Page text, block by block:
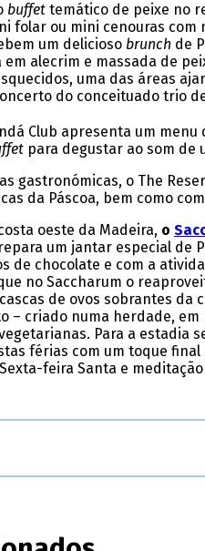
buffettemático de peixe no
folar ou mini cenouras
um delicioso brunchde
alecrim e massada de
uma das áreas
do conceituado trio
Club apresenta um menu
para degustar ao som de
gastronómicas, o The
da Páscoa, bem como
oeste da Madeira,o
um jantar especial de
de chocolate e com a
no Saccharum o
de ovos sobrantes da
– criado numa herdade,
Para a estadia
férias com um toque
feira Santa e